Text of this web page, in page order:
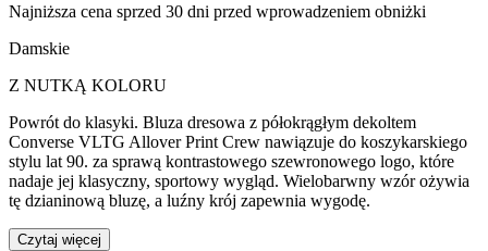
Najniższa cena sprzed 30 dni przed wprowadzeniem obniżki
Damskie
Z NUTKĄ KOLORU
Powrót do klasyki. Bluza dresowa z półokrągłym dekoltem
Converse VLTG Allover Print Crew nawiązuje do koszykarskiego
stylu lat 90. za sprawą kontrastowego szewronowego logo, które
nadaje jej klasyczny, sportowy wygląd. Wielobarwny wzór ożywia
tę dzianinową bluzę, a luźny krój zapewnia wygodę.
Czytaj więcej